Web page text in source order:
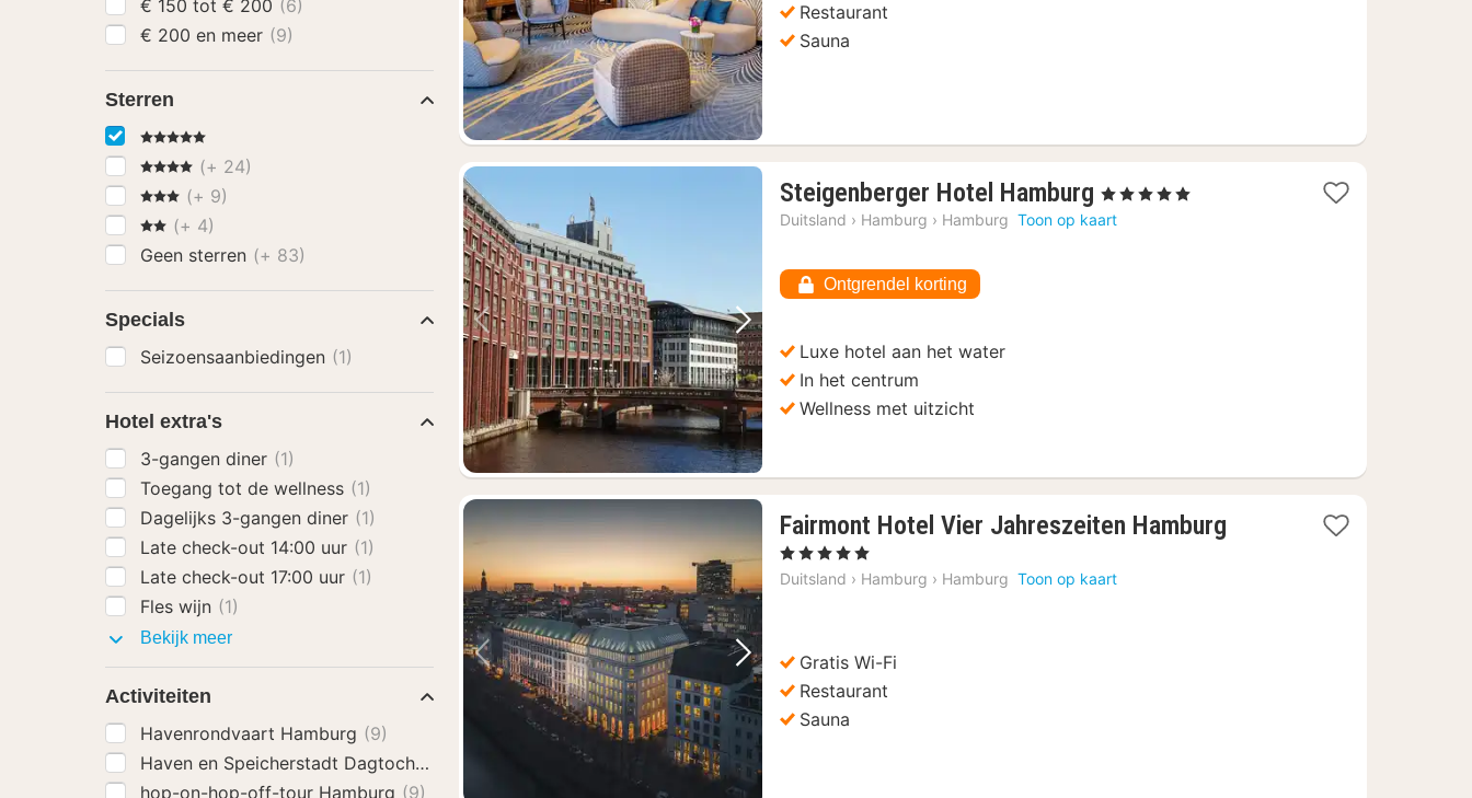
Vorige foto Volgende foto
Restaurant
Sauna
Vorige foto Volgende foto
Steigenberger Hotel Hamburg 1
nacht
, 5 Sterren
Duitsland › Hamburg › Hamburg Toon op kaart
Ontgrendel korting
Luxe hotel aan het water
In het centrum
Wellness met uitzicht
Vorige foto Volgende foto
Fairmont Hotel Vier Jahreszeiten Hamburg
, 5 Sterren
Duitsland › Hamburg › Hamburg Toon op kaart
Gratis Wi-Fi
Restaurant
Sauna
€ 150 tot € 200 (6)
€ 200 en meer (9)
Sterren
5 Sterren
4 Sterren(+ 24)
3 Sterren
(+ 9)
2 Sterren
(+ 4)
Geen sterren (+ 83)
Specials
Seizoensaanbiedingen (1)
Hotel extra's
3-gangen diner (1)
Toegang tot de wellness (1)
Dagelijks 3-gangen diner (1)
Late check-out 14:00 uur (1)
Late check-out 17:00 uur (1)
Fles wijn (1)
Bekijk meerHotel
Activiteiten
Havenrondvaart Hamburg (9)
Haven en Speicherstadt Dagtocht Hamburg
hop-on-hop-off-tour Hamburg (9)